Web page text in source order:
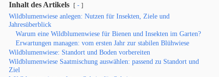
Inhalt des Artikels -
Wildblumenwiese anlegen: Nutzen für Insekten, Ziele und
Jahresüberblick
Warum eine Wildblumenwiese für Bienen und Insekten im Garten?
Erwartungen managen: vom ersten Jahr zur stabilen Blühwiese
Wildblumenwiese: Standort und Boden vorbereiten
Wildblumenwiese Saatmischung auswählen: passend zu Standort und
Ziel